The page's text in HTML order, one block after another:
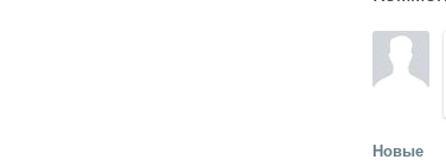
Новые